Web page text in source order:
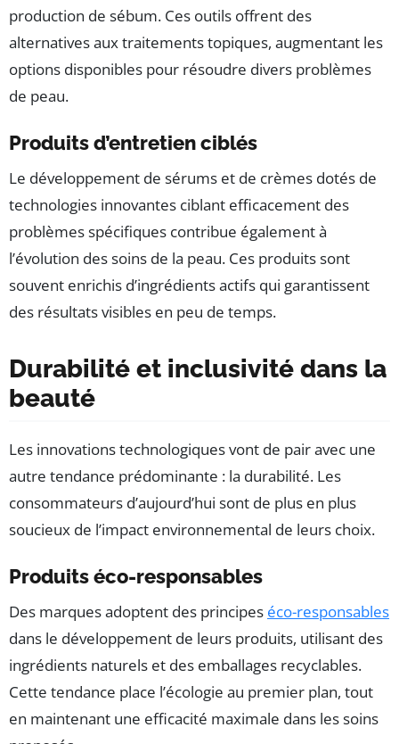
production de sébum. Ces outils offrent des
alternatives aux traitements topiques, augmentant les
options disponibles pour résoudre divers problèmes
de peau.
Produits d’entretien ciblés
Le développement de sérums et de crèmes dotés de
technologies innovantes ciblant efficacement des
problèmes spécifiques contribue également à
l’évolution des soins de la peau. Ces produits sont
souvent enrichis d’ingrédients actifs qui garantissent
des résultats visibles en peu de temps.
Durabilité et inclusivité dans la
beauté
Les innovations technologiques vont de pair avec une
autre tendance prédominante : la durabilité. Les
consommateurs d’aujourd’hui sont de plus en plus
soucieux de l’impact environnemental de leurs choix.
Produits éco-responsables
Des marques adoptent des principes éco-responsables
dans le développement de leurs produits, utilisant des
ingrédients naturels et des emballages recyclables.
Cette tendance place l’écologie au premier plan, tout
en maintenant une efficacité maximale dans les soins